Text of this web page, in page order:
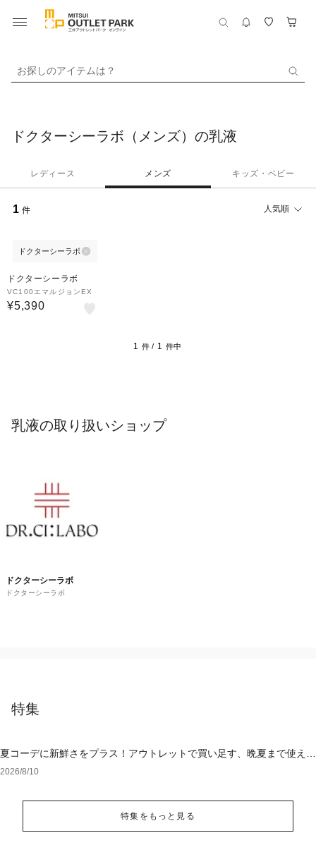
お探しのアイテムは？
ドクターシーラボ（メンズ）の乳液
レディース メンズ キッズ・ベビー
1 件 人気順
ドクターシーラボ
ドクターシーラボ
VC100エマルジョンEX
¥5,390
1 件 / 1 件中
乳液の取り扱いショップ
ドクターシーラボ
ドクターシーラボ
特集
夏コーデに新鮮さをプラス！アウトレットで買い足す、晩夏まで使える
アイテム
2026/8/10
特集をもっと見る